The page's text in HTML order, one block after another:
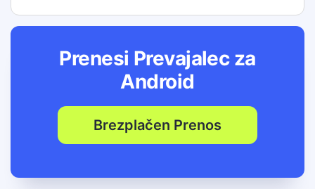
Prenesi Prevajalec za
Android
Brezplačen Prenos